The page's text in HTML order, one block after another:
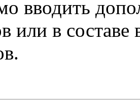
вводить
или в